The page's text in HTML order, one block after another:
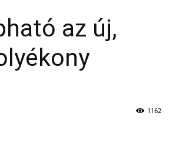
az új,
1162